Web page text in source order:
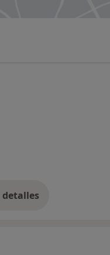
la dirección